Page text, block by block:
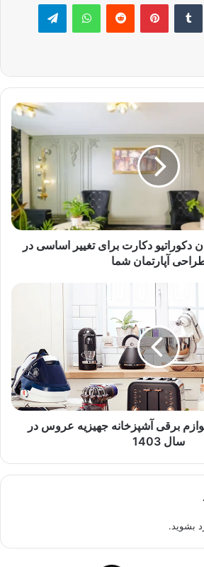
‫تامبلر ‫پین‌ترست‫رددیت واتس آپ تلگرام
دکوراتیو دکارت برای تغییر اساسی در
آپارتمان شما
برقی آشپزخانه جهیزیه عروس در
سال 1403
بشوید.